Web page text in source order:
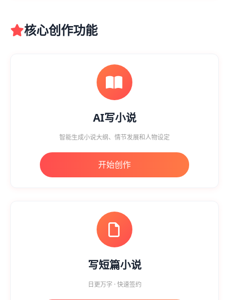
核心创作功能
AI写小说
智能生成小说大纲、情节发展和人物设定
开始创作
写短篇小说
日更万字 · 快速签约